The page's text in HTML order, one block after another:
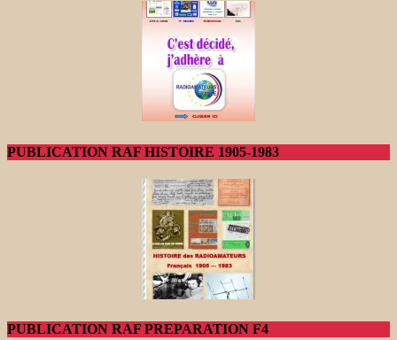
PUBLICATION RAF HISTOIRE 1905-1983
PUBLICATION RAF PREPARATION F4